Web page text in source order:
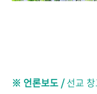
※ 언론보도 /선교